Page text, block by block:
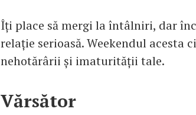
Îți place să mergi la întâlniri, dar
relație serioasă. Weekendul acesta
nehotărârii și imaturității tale.
Vărsător